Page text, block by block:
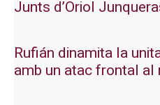
Junts d’Oriol
Rufián dinamita la
amb un atac frontal